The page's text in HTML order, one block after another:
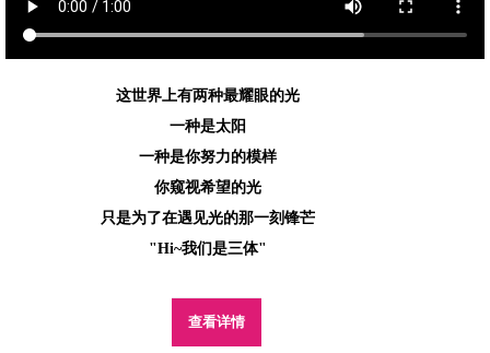
这世界上有两种最耀眼的光
一种是太阳
一种是你努力的模样
你窥视希望的光
只是为了在遇见光的那一刻锋芒
"Hi~我们是三体"
查看详情